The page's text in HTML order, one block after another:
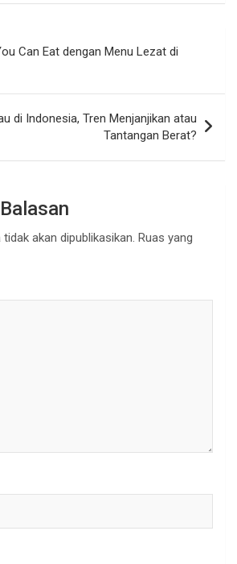
Can Eat dengan Menu Lezat di
di Indonesia, Tren Menjanjikan atau
Tantangan Berat?
akan dipublikasikan. Ruas yang